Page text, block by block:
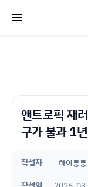
앤트로픽 재
구가 불과 1
작성자 하이룽룽